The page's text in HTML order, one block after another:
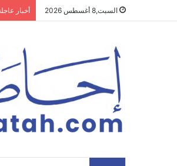
السبت,8 أغسطس 2026 أخبار